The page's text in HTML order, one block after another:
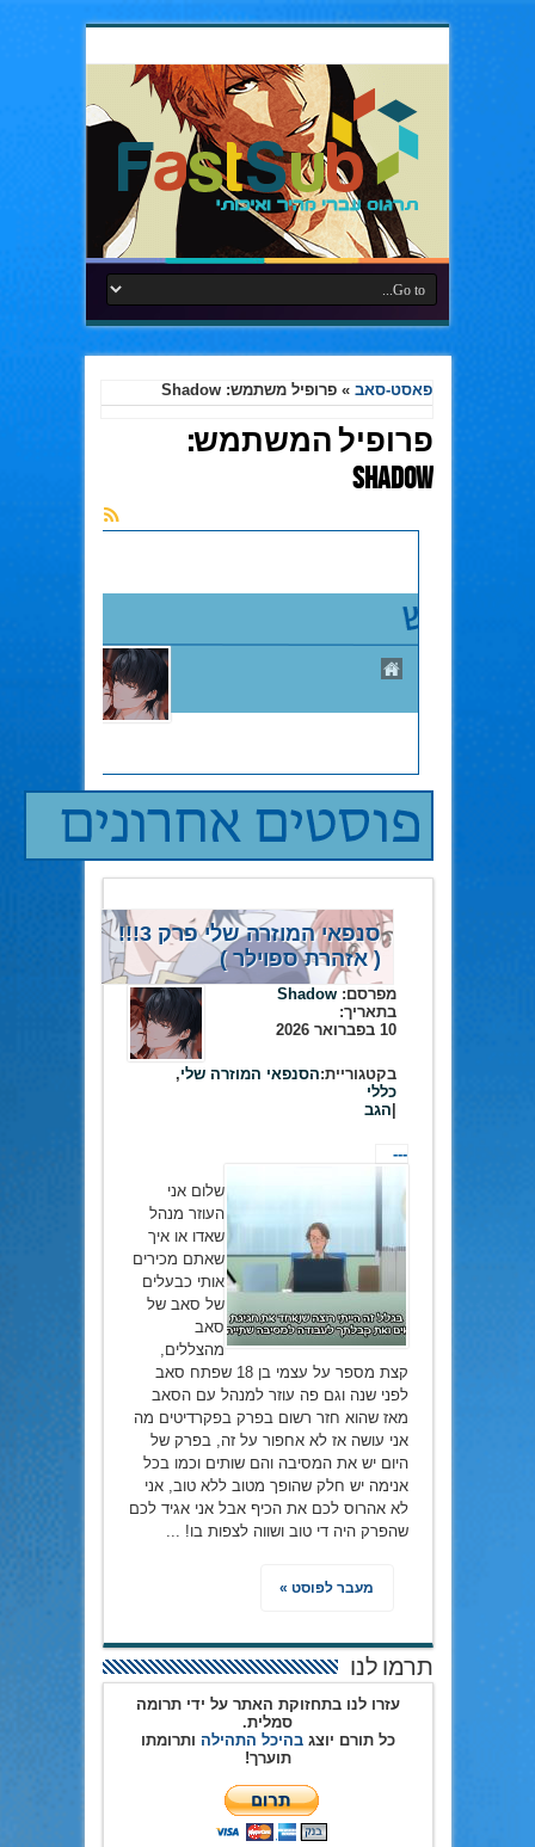
פאסט-סאב »פרופיל משתמש: Shadow
פרופיל המשתמש:
Shadow
סנפאי המוזרה שלי פרק 3!!!
( אזהרת ספוילר )
מפרסם:Shadow
בתאריך:
10 בפברואר 2026
בקטגוריית:הסנפאי המוזרה שלי,
כללי
הגב
---
שלום אני
העוזר מנהל
שאדו או איך
שאתם מכירים
אותי כבעלים
של סאב של
סאב
מהצללים,
קצת מספר על עצמי בן 18 שפתח סאב
לפני שנה וגם פה עוזר למנהל עם הסאב
מאז שהוא חזר רשום בפרק בפקרדיטים מה
אני עושה אז לא אחפור על זה, בפרק של
היום יש את המסיבה והם שותים וכמו בכל
אנימה יש חלק שהופך מטוב ללא טוב, אני
לא אהרוס לכם את הכיף אבל אני אגיד לכם
שהפרק היה די טוב ושווה לצפות בו! ...
מעבר לפוסט »
תרמו לנו
עזרו לנו בתחזוקת האתר על ידי תרומה
סמלית.
כל תורם יוצגבהיכל התהילה ותרומתו
תוערך!